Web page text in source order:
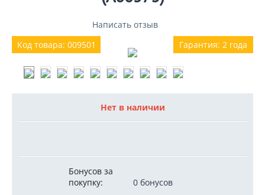
Написать отзыв
Гарантия: 2 года
Код товара: 009501
Нет в наличии
Бонусов за
покупку:
0 бонусов